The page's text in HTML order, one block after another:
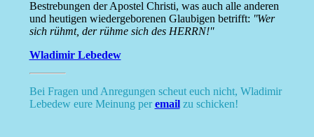
Bestrebungen der Apostel Christi, was auch alle anderen
und heutigen wiedergeborenen Glaubigen betrifft: ''Wer
sich rühmt, der rühme sich des HERRN!''
Wladimir Lebedew
Bei Fragen und Anregungen scheut euch nicht, Wladimir
Lebedew eure Meinung peremailzu schicken!